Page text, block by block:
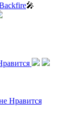
🎤
Нравится